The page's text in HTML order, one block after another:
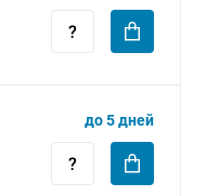
до 5 дней